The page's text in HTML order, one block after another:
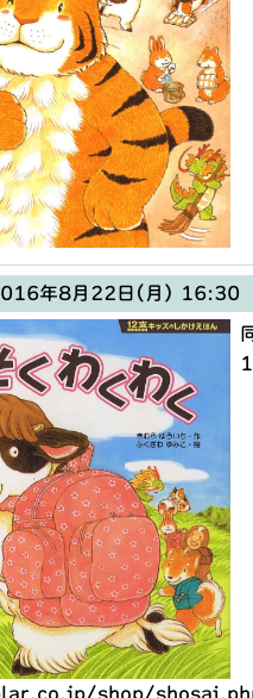
年8月22日(月) 16:30
shop/